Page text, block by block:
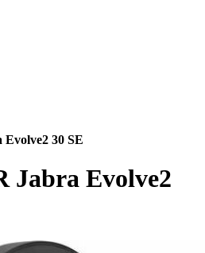
30 SE
Jabra Evolve2